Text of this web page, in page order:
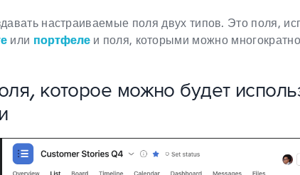
настраиваемые поля двух типов. Это поля,
или портфелеи поля, которыми можно
которое можно будет